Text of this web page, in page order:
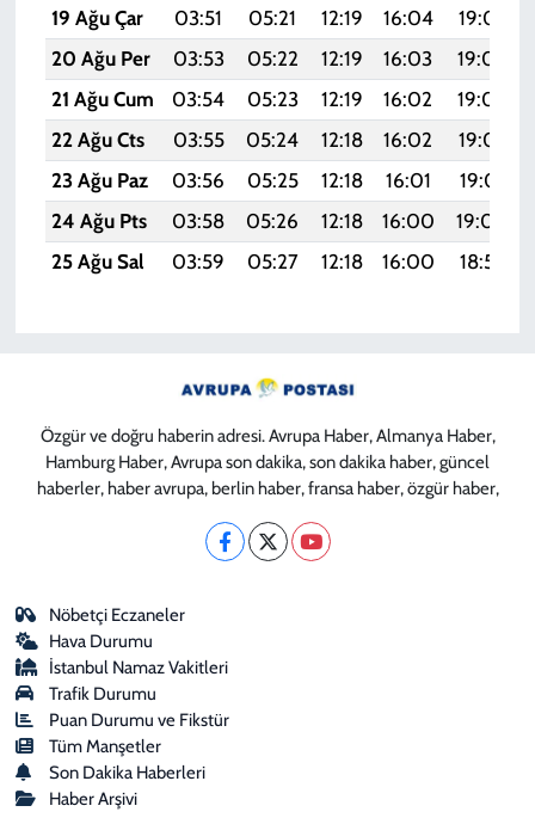
19 Ağu Çar
03:51 05:21 12:19 16:04 19:07
20 Ağu Per
03:53 05:22 12:19 16:03 19:06
21 Ağu Cum
03:54 05:23 12:19 16:02 19:04
22 Ağu Cts
03:55 05:24 12:18 16:02 19:03
23 Ağu Paz
03:56 05:25 12:18 16:01 19:01
24 Ağu Pts
03:58 05:26 12:18 16:00 19:00
25 Ağu Sal
03:59 05:27 12:18 16:00 18:59
Özgür ve doğru haberin adresi. Avrupa Haber, Almanya Haber,
Hamburg Haber, Avrupa son dakika, son dakika haber, güncel
haberler, haber avrupa, berlin haber, fransa haber, özgür haber,
Nöbetçi Eczaneler
Hava Durumu
İstanbul Namaz Vakitleri
Trafik Durumu
Puan Durumu ve Fikstür
Tüm Manşetler
Son Dakika Haberleri
Haber Arşivi